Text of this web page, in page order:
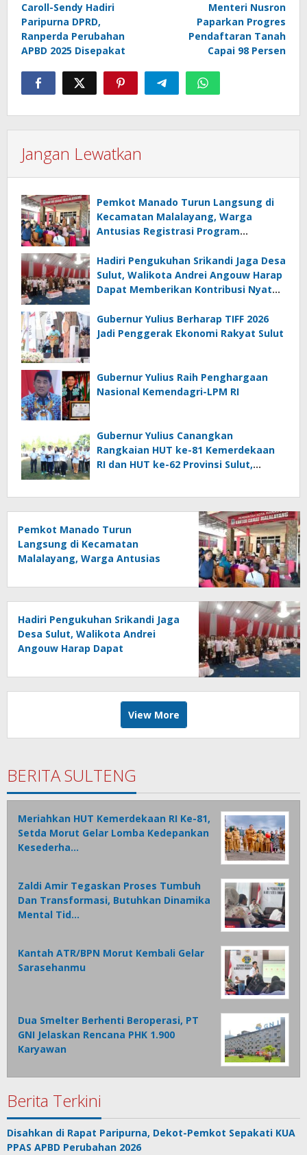
pos
Caroll-Sendy Hadiri
Paripurna DPRD,
Ranperda Perubahan
APBD 2025 Disepakat
Menteri Nusron
Paparkan Progres
Pendaftaran Tanah
Capai 98 Persen
Jangan Lewatkan
Pemkot Manado Turun Langsung di
Kecamatan Malalayang, Warga
Antusias Registrasi Program
Hadiri Pengukuhan Srikandi Jaga Desa
Sulut, Walikota Andrei Angouw Harap
Dapat Memberikan Kontribusi Nyata
Gubernur Yulius Berharap TIFF 2026
Jadi Penggerak Ekonomi Rakyat Sulut
Gubernur Yulius Raih Penghargaan
Nasional Kemendagri-LPM RI
Gubernur Yulius Canangkan
Rangkaian HUT ke-81 Kemerdekaan
RI dan HUT ke-62 Provinsi Sulut,
Pemkot Manado Turun
Langsung di Kecamatan
Malalayang, Warga Antusias
Digital
Hadiri Pengukuhan Srikandi Jaga
Desa Sulut, Walikota Andrei
Angouw Harap Dapat
bagi Pembangunan
View More
BERITA SULTENG
Meriahkan HUT Kemerdekaan RI Ke-81,
Setda Morut Gelar Lomba Kedepankan
Kesederha…
Zaldi Amir Tegaskan Proses Tumbuh
Dan Transformasi, Butuhkan Dinamika
Mental Tid…
Kantah ATR/BPN Morut Kembali Gelar
Sarasehanmu
Dua Smelter Berhenti Beroperasi, PT
GNI Jelaskan Rencana PHK 1.900
Karyawan
Berita Terkini
Disahkan di Rapat Paripurna, Dekot-Pemkot Sepakati KUA
PPAS APBD Perubahan 2026